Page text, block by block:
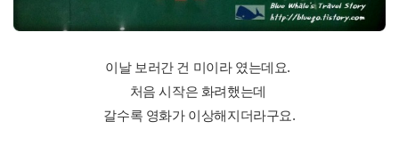
이날 보러간 건 미이라 였는데요.
처음 시작은 화려했는데
갈수록 영화가 이상해지더라구요.